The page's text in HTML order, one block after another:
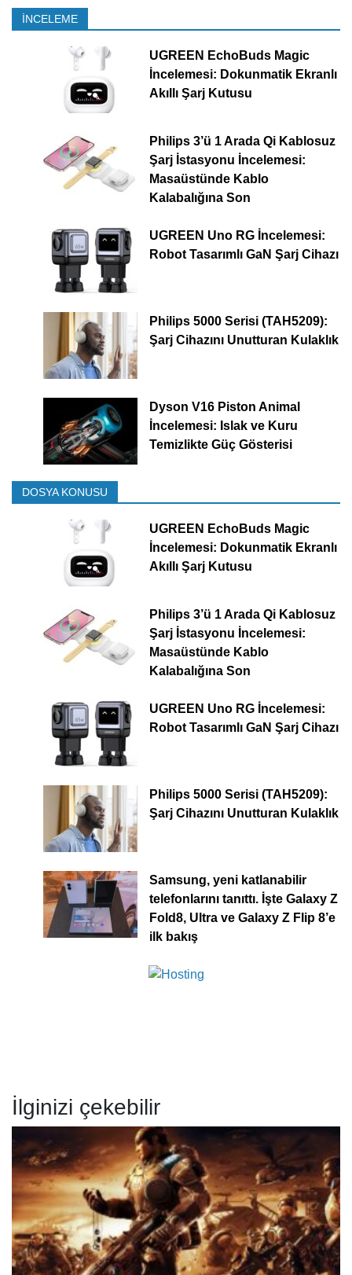
İNCELEME
UGREEN EchoBuds Magic
İncelemesi: Dokunmatik Ekranlı
Akıllı Şarj Kutusu
Philips 3’ü 1 Arada Qi Kablosuz
Şarj İstasyonu İncelemesi:
Masaüstünde Kablo
Kalabalığına Son
UGREEN Uno RG İncelemesi:
Robot Tasarımlı GaN Şarj Cihazı
Philips 5000 Serisi (TAH5209):
Şarj Cihazını Unutturan Kulaklık
Dyson V16 Piston Animal
İncelemesi: Islak ve Kuru
Temizlikte Güç Gösterisi
DOSYA KONUSU
UGREEN EchoBuds Magic
İncelemesi: Dokunmatik Ekranlı
Akıllı Şarj Kutusu
Philips 3’ü 1 Arada Qi Kablosuz
Şarj İstasyonu İncelemesi:
Masaüstünde Kablo
Kalabalığına Son
UGREEN Uno RG İncelemesi:
Robot Tasarımlı GaN Şarj Cihazı
Philips 5000 Serisi (TAH5209):
Şarj Cihazını Unutturan Kulaklık
Samsung, yeni katlanabilir
telefonlarını tanıttı. İşte Galaxy Z
Fold8, Ultra ve Galaxy Z Flip 8’e
ilk bakış
İlginizi çekebilir